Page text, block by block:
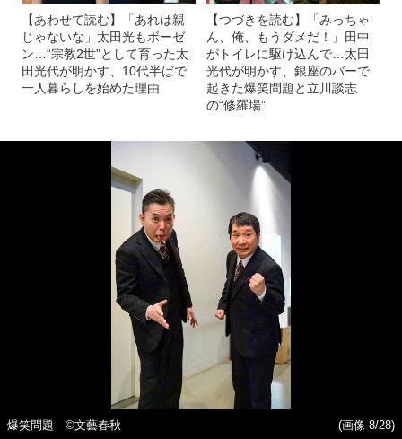
【あわせて読む】「あれは親
じゃないな」太田光もボーゼ
ン…“宗教2世”として育った太
田光代が明かす、10代半ばで
一人暮らしを始めた理由
【つづきを読む】「みっちゃ
ん、俺、もうダメだ！」田中
がトイレに駆け込んで…太田
光代が明かす、銀座のバーで
起きた爆笑問題と立川談志
の“修羅場”
爆笑問題 ©文藝春秋
(画像 8/28)